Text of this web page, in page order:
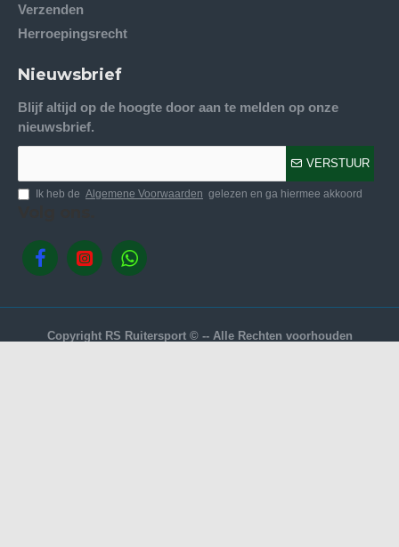
Verzenden
Herroepingsrecht
Nieuwsbrief
Blijf altijd op de hoogte door aan te melden op onze
nieuwsbrief.
VERSTUUR
Ik heb de Algemene Voorwaarden gelezen en ga hiermee akkoord
Copyright RS Ruitersport © -- Alle Rechten voorhouden